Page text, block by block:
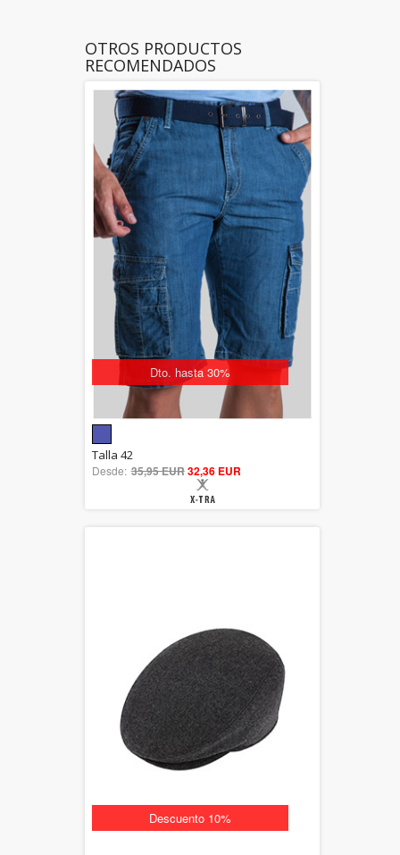
OTROS PRODUCTOS
RECOMENDADOS
Dto. hasta 30%
out of 5
Talla 42
Desde: 35,95 EUR32,36 EUR
Descuento 10%